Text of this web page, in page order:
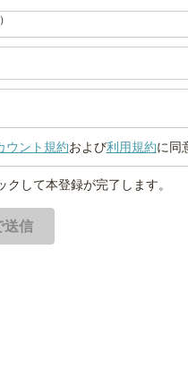
ウント規約および利用規約に同
して本登録が完了します。